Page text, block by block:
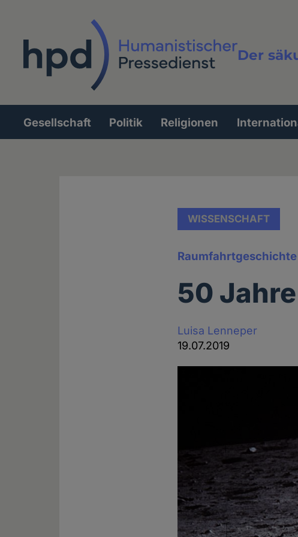
Der
Hauptnavigation
Gesellschaft Politik Religionen
WISSENSCHAFT
Raumfahrtgeschichte
50
Luisa Lenneper
19.07.2019